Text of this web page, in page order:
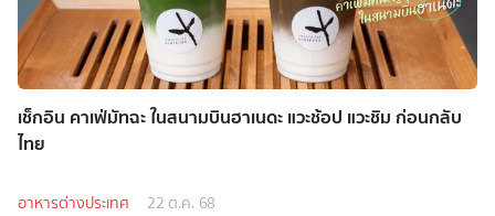
เช็กอิน คาเฟ่มัทฉะ ในสนามบินฮาเนดะ แวะช้อป แวะชิม ก่อนกลับ
ไทย
อาหารต่างประเทศ 22 ต.ค. 68